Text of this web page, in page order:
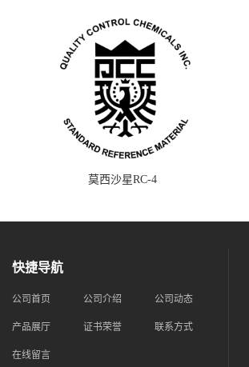
莫西沙星RC-4
快捷导航
公司首页 公司介绍 公司动态
产品展厅 证书荣誉 联系方式
在线留言